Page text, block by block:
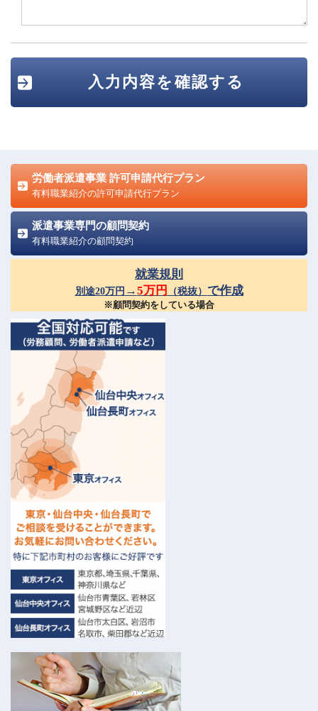
労働者派遣事業 許可申請代行プラン
有料職業紹介の許可申請代行プラン
派遣事業専門の顧問契約
有料職業紹介の顧問契約
就業規則
別途20万円 →5万円 （税抜） で作成
※顧問契約をしている場合